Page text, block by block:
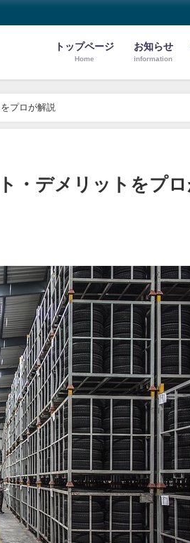
トップページ
Home
お知らせ
information
プロが解説
・デメリットをプ